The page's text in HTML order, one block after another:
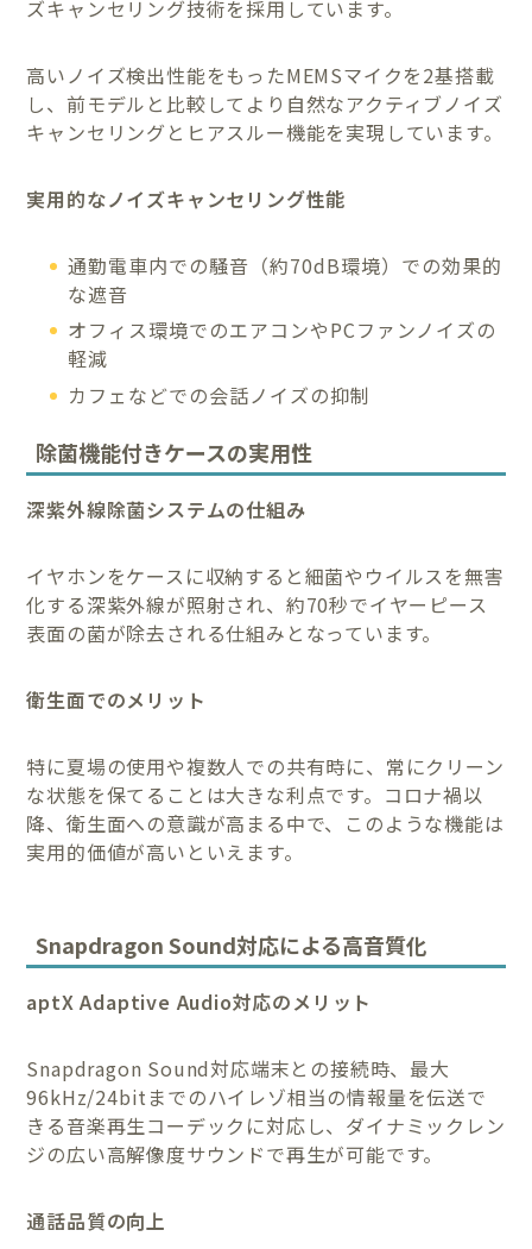
ズキャンセリング技術を採用しています。
高いノイズ検出性能をもったMEMSマイクを2基搭載
し、前モデルと比較してより自然なアクティブノイズ
キャンセリングとヒアスルー機能を実現しています。
実用的なノイズキャンセリング性能
通勤電車内での騒音（約70dB環境）での効果的
な遮音
オフィス環境でのエアコンやPCファンノイズの
軽減
カフェなどでの会話ノイズの抑制
除菌機能付きケースの実用性
深紫外線除菌システムの仕組み
イヤホンをケースに収納すると細菌やウイルスを無害
化する深紫外線が照射され、約70秒でイヤーピース
表面の菌が除去される仕組みとなっています。
衛生面でのメリット
特に夏場の使用や複数人での共有時に、常にクリーン
な状態を保てることは大きな利点です。コロナ禍以
降、衛生面への意識が高まる中で、このような機能は
実用的価値が高いといえます。
Snapdragon Sound対応による高音質化
aptX Adaptive Audio対応のメリット
Snapdragon Sound対応端末との接続時、最大
96kHz/24bitまでのハイレゾ相当の情報量を伝送で
きる音楽再生コーデックに対応し、ダイナミックレン
ジの広い高解像度サウンドで再生が可能です。
通話品質の向上